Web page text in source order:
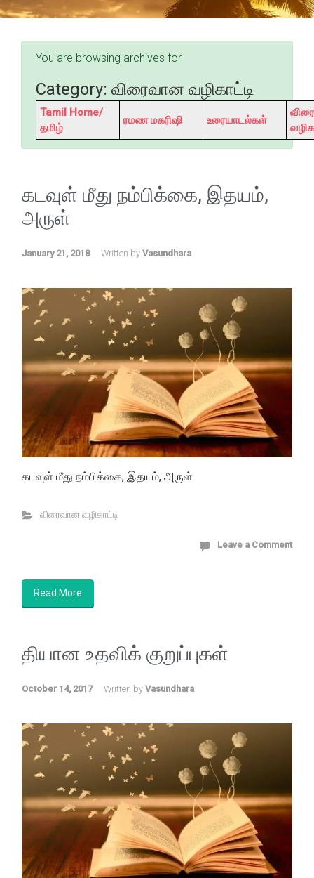
You are browsing archives for
Category: விரைவான வழிகாட்டி
Tamil Home/
தமிழ்
ரமண மகரிஷி உரையாடல்கள்
கடவுள் மீது நம்பிக்கை, இதயம்,
அருள்
January 21, 2018 Written by Vasundhara
கடவுள் மீது நம்பிக்கை, இதயம், அருள்
விரைவான வழிகாட்டி
Leave a Comment
Read More
தியான உதவிக் குறுப்புகள்
October 14, 2017 Written by Vasundhara